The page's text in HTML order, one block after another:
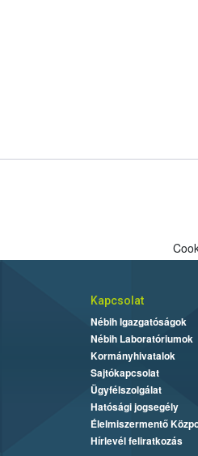
Kapcsolat
Nébih Igazgatóságok
Nébih Laboratóriumok
Kormányhivatalok
Sajtókapcsolat
Ügyfélszolgálat
Hatósági jogsegély
Élelmiszermentő
Hírlevél feliratkozás